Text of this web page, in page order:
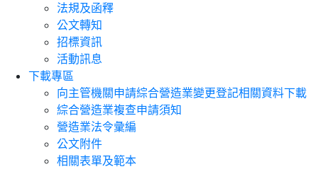
法規及函釋
公文轉知
招標資訊
活動訊息
下載專區
向主管機關申請綜合營造業變更登記相關資料下載
綜合營造業複查申請須知
營造業法令彙編
公文附件
相關表單及範本